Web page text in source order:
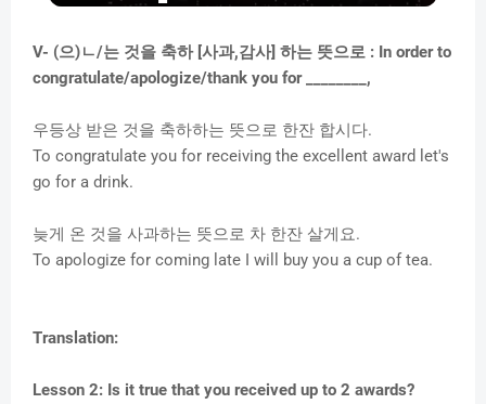
a
y
i
e
o
V- (으)ㄴ/는 것을 축하 [사과,감사] 하는 뜻으로 : In order to
congratulate/apologize/thank you for ________,
우등상 받은 것을 축하하는 뜻으로 한잔 합시다.
To congratulate you for receiving the excellent award let's
go for a drink.
늦게 온 것을 사과하는 뜻으로 차 한잔 살게요.
To apologize for coming late I will buy you a cup of tea.
Translation:
Lesson 2: Is it true that you received up to 2 awards?